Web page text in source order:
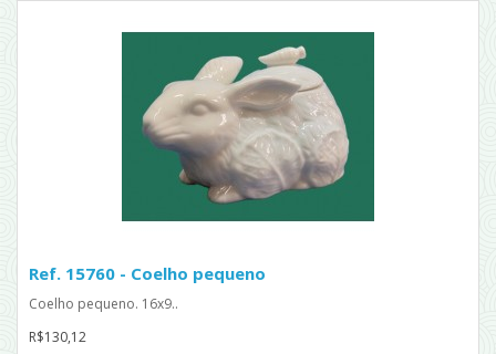
Ref. 15760 - Coelho pequeno
Coelho pequeno. 16x9..
R$130,12